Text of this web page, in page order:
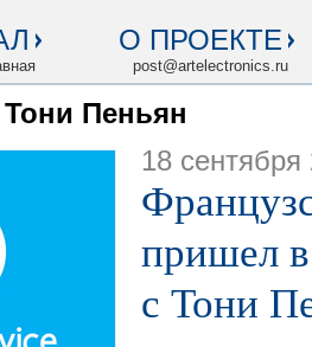
О ПРОЕКТЕ
post@artelectronics.ru
Тони Пеньян
18 сентября
пришел
с Тони